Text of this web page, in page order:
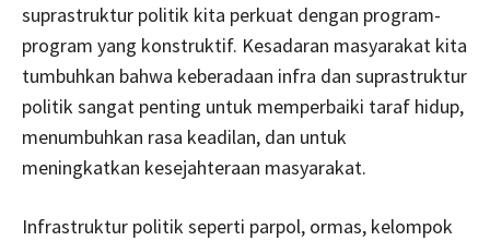
suprastruktur politik kita perkuat dengan program-
program yang konstruktif. Kesadaran masyarakat kita
tumbuhkan bahwa keberadaan infra dan suprastruktur
politik sangat penting untuk memperbaiki taraf hidup,
menumbuhkan rasa keadilan, dan untuk
meningkatkan kesejahteraan masyarakat.
Infrastruktur politik seperti parpol, ormas, kelompok